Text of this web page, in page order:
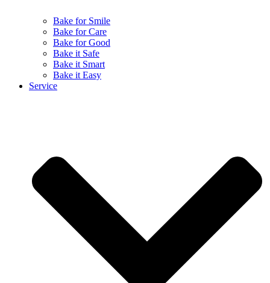
Bake for Smile
Bake for Care
Bake for Good
Bake it Safe
Bake it Smart
Bake it Easy
Service